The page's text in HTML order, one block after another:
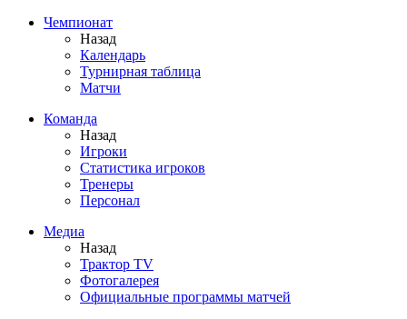
Чемпионат
Назад
Календарь
Турнирная таблица
Матчи
Команда
Назад
Игроки
Статистика игроков
Тренеры
Персонал
Медиа
Назад
Трактор TV
Фотогалерея
Официальные программы матчей